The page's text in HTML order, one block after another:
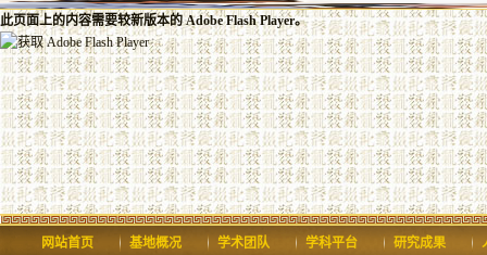
此页面上的内容需要较新版本的 Adobe Flash Player。
网站首页 基地概况 学术团队 学科平台 研究成果